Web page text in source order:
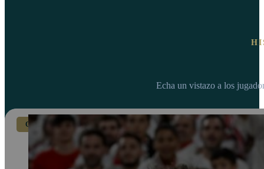
Trabajo propioceptivo en
Merienda, Cena
Echa un vistazo a los
CHAMPIONS LEAGUE